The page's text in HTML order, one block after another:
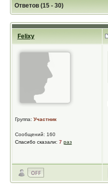
Ответов (15 - 30)
Felixy
Группа: Участник
Сообщений: 160
Спасибо сказали: 7 раз